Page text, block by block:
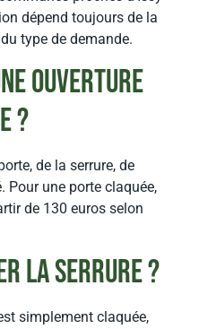
dépend toujours de la
type de demande.
ouverture
?
de la serrure, de
Pour une porte claquée,
de 130 euros selon
la serrure ?
simplement claquée,